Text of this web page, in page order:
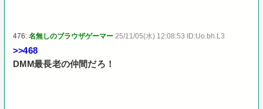
476:名無しのブラウザゲーマー 25/11/05(水) 12:08:53 ID:Uo.bh.L3
>>468
DMM最長老の仲間だろ！